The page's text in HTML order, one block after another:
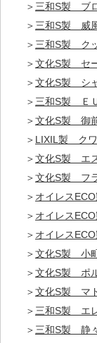
三和S製 ブ
三和S製 威
三和S製 ク
文化S製 セ
文化S製 シ
三和S製 Ｅ
文化S製 御
LIXIL製 クワ
文化S製 エ
文化S製 フ
オイレス
オイレス
オイレス
文化S製 小
文化S製 ポ
文化S製 マ
三和S製 エ
三和S製 静